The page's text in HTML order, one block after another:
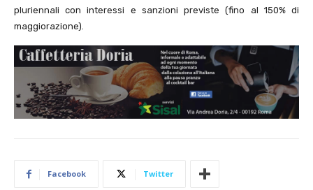
pluriennali con interessi e sanzioni previste (fino al 150% di
maggiorazione).
Facebook Twitter